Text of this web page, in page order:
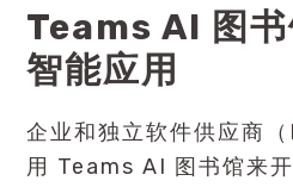
Teams AI 图
智能应用
企业和独立软件供应商
用 Teams AI 图书馆来